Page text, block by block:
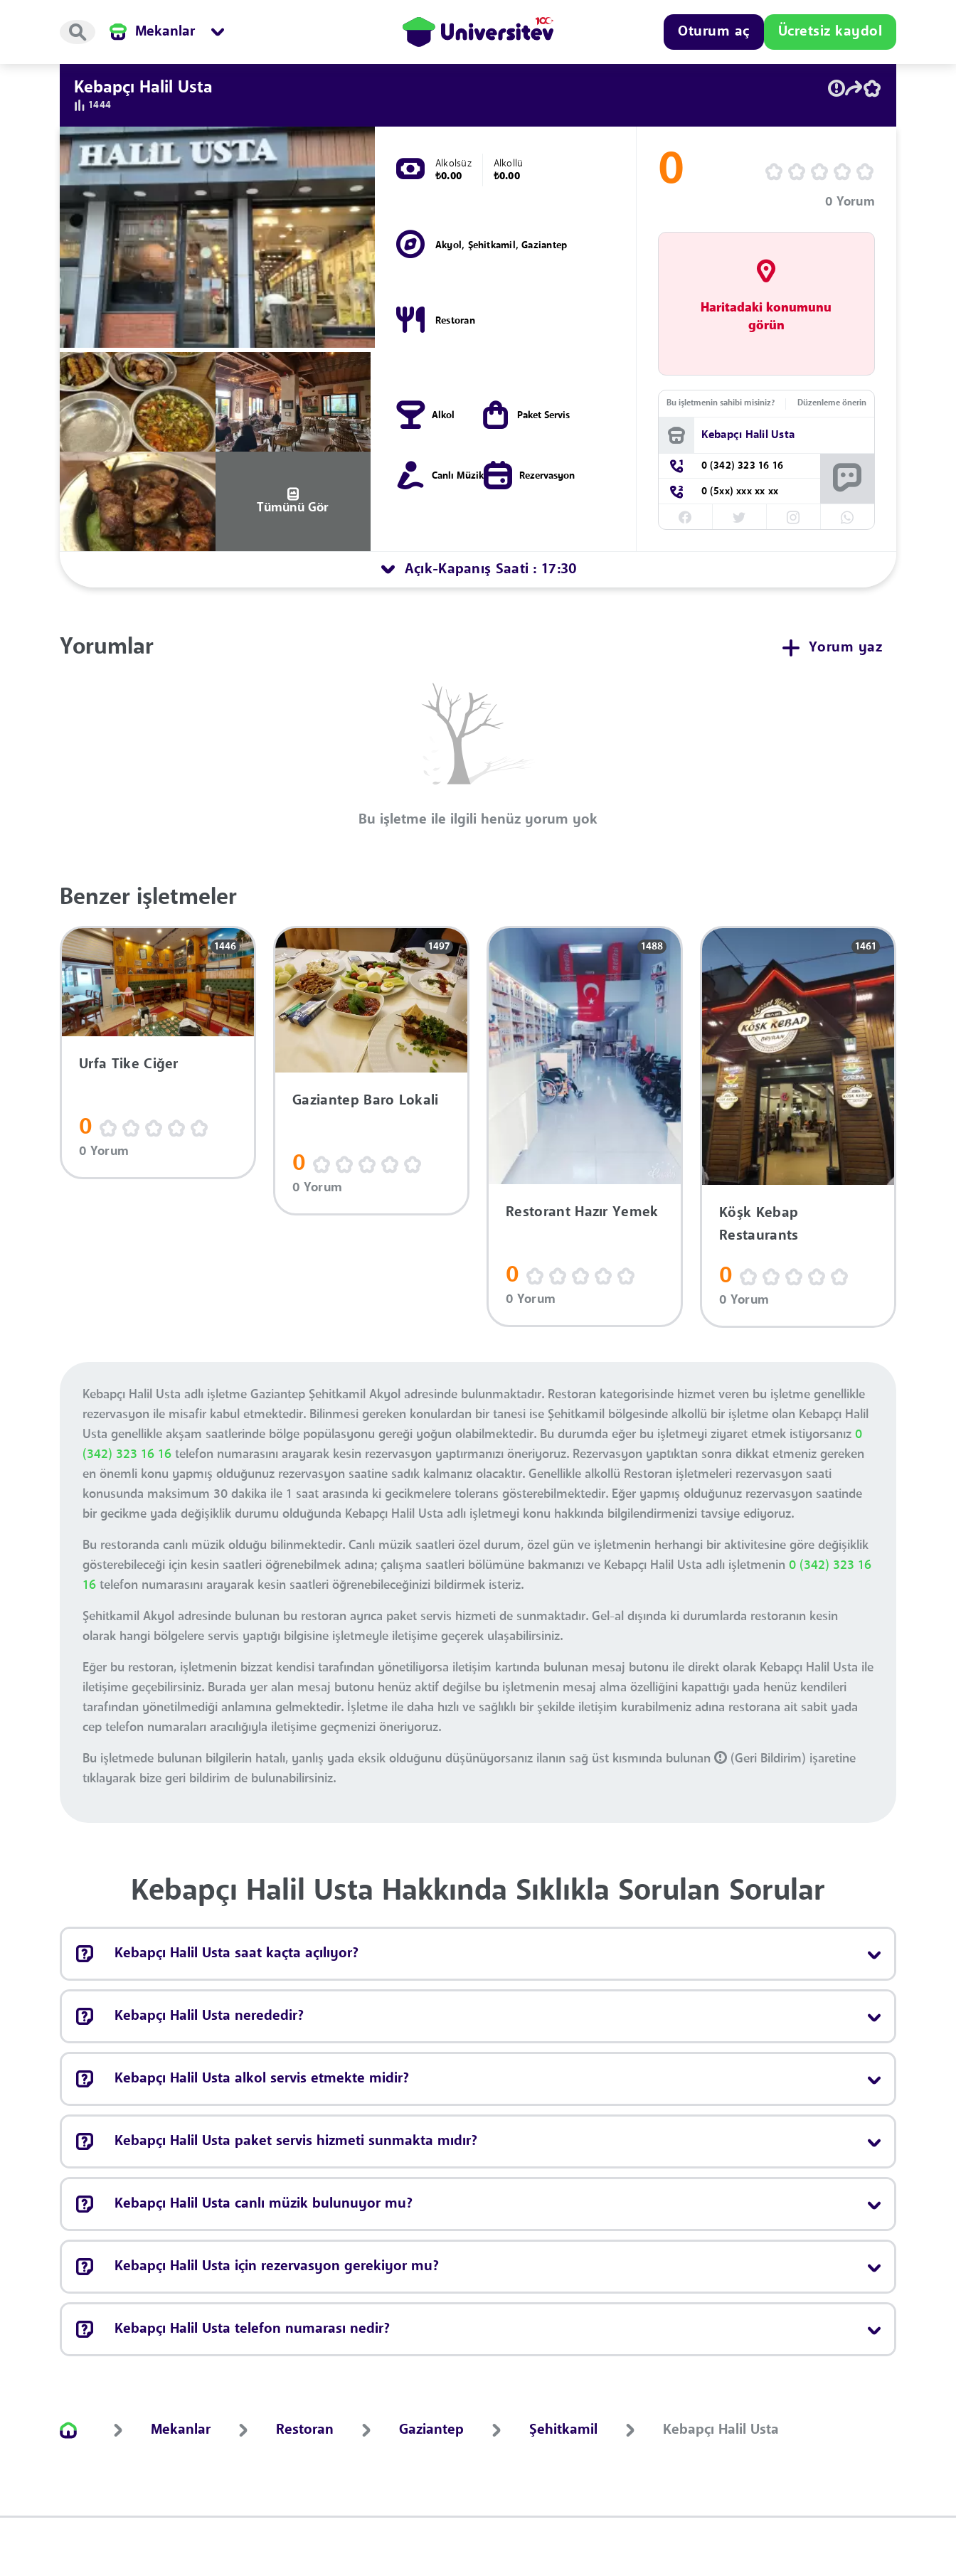
Mekanlar Oturum aç Ücretsiz kaydol
Kebapçı Halil Usta
1444
Tümünü Gör
Alkolsüz
₺0.00
Alkollü
₺0.00
Akyol, Şehitkamil, Gaziantep
Restoran
Alkol Paket Servis
Canlı Müzik Rezervasyon
0
0 Yorum
Haritadaki konumunu
görün
Bu işletmenin sahibi misiniz? Düzenleme önerin
Kebapçı Halil Usta
0 (342) 323 16 16
0 (5xx) xxx xx xx
Açık-Kapanış Saati : 17:30
Yorumlar Yorum yaz
Bu işletme ile ilgili henüz yorum yok
Benzer işletmeler
1446
Urfa Tike Ciğer
0
0 Yorum
1497
Gaziantep Baro Lokali
0
0 Yorum
1488
Restorant Hazır Yemek
0
0 Yorum
1461
Köşk Kebap
Restaurants
0
0 Yorum
Kebapçı Halil Usta adlı işletme Gaziantep Şehitkamil Akyol adresinde bulunmaktadır. Restoran kategorisinde hizmet veren bu işletme genellikle
rezervasyon ile misafir kabul etmektedir. Bilinmesi gereken konulardan bir tanesi ise Şehitkamil bölgesinde alkollü bir işletme olan Kebapçı Halil
Usta genellikle akşam saatlerinde bölge popülasyonu gereği yoğun olabilmektedir. Bu durumda eğer bu işletmeyi ziyaret etmek istiyorsanız 0
(342) 323 16 16 telefon numarasını arayarak kesin rezervasyon yaptırmanızı öneriyoruz. Rezervasyon yaptıktan sonra dikkat etmeniz gereken
en önemli konu yapmış olduğunuz rezervasyon saatine sadık kalmanız olacaktır. Genellikle alkollü Restoran işletmeleri rezervasyon saati
konusunda maksimum 30 dakika ile 1 saat arasında ki gecikmelere tolerans gösterebilmektedir. Eğer yapmış olduğunuz rezervasyon saatinde
bir gecikme yada değişiklik durumu olduğunda Kebapçı Halil Usta adlı işletmeyi konu hakkında bilgilendirmenizi tavsiye ediyoruz.
Bu restoranda canlı müzik olduğu bilinmektedir. Canlı müzik saatleri özel durum, özel gün ve işletmenin herhangi bir aktivitesine göre değişiklik
gösterebileceği için kesin saatleri öğrenebilmek adına; çalışma saatleri bölümüne bakmanızı ve Kebapçı Halil Usta adlı işletmenin 0 (342) 323 16
16 telefon numarasını arayarak kesin saatleri öğrenebileceğinizi bildirmek isteriz.
Şehitkamil Akyol adresinde bulunan bu restoran ayrıca paket servis hizmeti de sunmaktadır. Gel-al dışında ki durumlarda restoranın kesin
olarak hangi bölgelere servis yaptığı bilgisine işletmeyle iletişime geçerek ulaşabilirsiniz.
Eğer bu restoran, işletmenin bizzat kendisi tarafından yönetiliyorsa iletişim kartında bulunan mesaj butonu ile direkt olarak Kebapçı Halil Usta ile
iletişime geçebilirsiniz. Burada yer alan mesaj butonu henüz aktif değilse bu işletmenin mesaj alma özelliğini kapattığı yada henüz kendileri
tarafından yönetilmediği anlamına gelmektedir. İşletme ile daha hızlı ve sağlıklı bir şekilde iletişim kurabilmeniz adına restorana ait sabit yada
cep telefon numaraları aracılığıyla iletişime geçmenizi öneriyoruz.
Bu işletmede bulunan bilgilerin hatalı, yanlış yada eksik olduğunu düşünüyorsanız ilanın sağ üst kısmında bulunan
(Geri Bildirim) işaretine
tıklayarak bize geri bildirim de bulunabilirsiniz.
Kebapçı Halil Usta Hakkında Sıklıkla Sorulan Sorular
Kebapçı Halil Usta saat kaçta açılıyor?
Kebapçı Halil Usta nerededir?
Kebapçı Halil Usta alkol servis etmekte midir?
Kebapçı Halil Usta paket servis hizmeti sunmakta mıdır?
Kebapçı Halil Usta canlı müzik bulunuyor mu?
Kebapçı Halil Usta için rezervasyon gerekiyor mu?
Kebapçı Halil Usta telefon numarası nedir?
Mekanlar Restoran Gaziantep Şehitkamil Kebapçı Halil Usta